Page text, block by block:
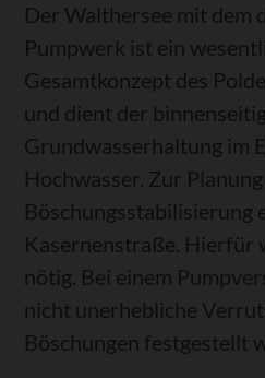
Der Walthersee mit dem
Pumpwerk ist ein
Gesamtkonzept des
und dient der
Grundwasserhaltung im
Hochwasser. Zur
Böschungsstabilisierung
Kasernenstraße. Hierfür
nötig. Bei einem
nicht unerhebliche
Böschungen festgestellt